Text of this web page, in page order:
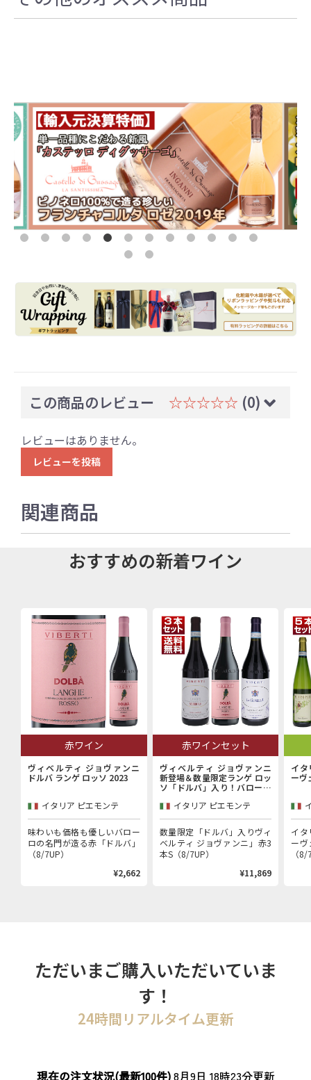
この商品のレビュー ☆☆☆☆☆ (0)
レビューはありません。
レビューを投稿
関連商品
おすすめの新着ワイン
赤ワイン
ヴィベルティ ジョヴァンニ
ドルバ ランゲ ロッソ 2023
イタリア ピエモンテ
味わいも価格も優しいバロー
ロの名門が造る赤「ドルバ」
（8/7UP）
¥2,662
赤ワインセット
ヴィベルティ ジョヴァンニ
新登場＆数量限定ランゲ ロッ
ソ「ドルバ」入り！バローロ
産者「ヴィベルティ ジョヴァ
ンニ」赤3本セット
イタリア ピエモンテ
数量限定「ドルバ」入りヴィ
ベルティ ジョヴァンニ」赤3
本S（8/7UP）
¥11,869
イタ
ーヴ
イタ
ー
（
ただいまご購入いただいていま
す！
24時間リアルタイム更新